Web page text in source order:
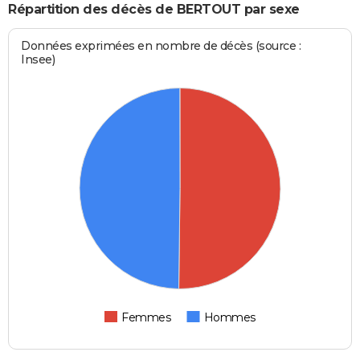
Répartition des décès de BERTOUT par sexe
Données exprimées en nombre de décès (source :
Insee)
Femmes Hommes